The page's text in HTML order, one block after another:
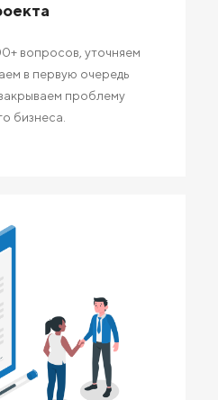
вопросов, уточняем
в первую очередь
проблему
бизнеса.